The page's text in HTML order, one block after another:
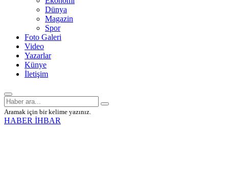
Dünya
Magazin
Spor
Foto Galeri
Video
Yazarlar
Künye
İletişim
Aramak için bir kelime yazınız.
HABER İHBAR